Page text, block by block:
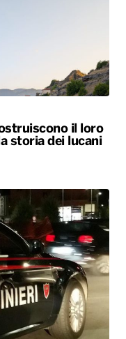
il loro
storia dei lucani